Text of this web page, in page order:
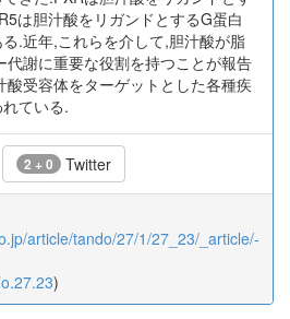
は胆汁酸をリガンドとするG蛋白
.近年,これらを介して,胆汁酸が脂
謝に重要な役割を持つことが報告
酸受容体をターゲットとした各種疾
ている.
2 + 0 Twitter
article/tando/27/1/27_23/_article/-
)